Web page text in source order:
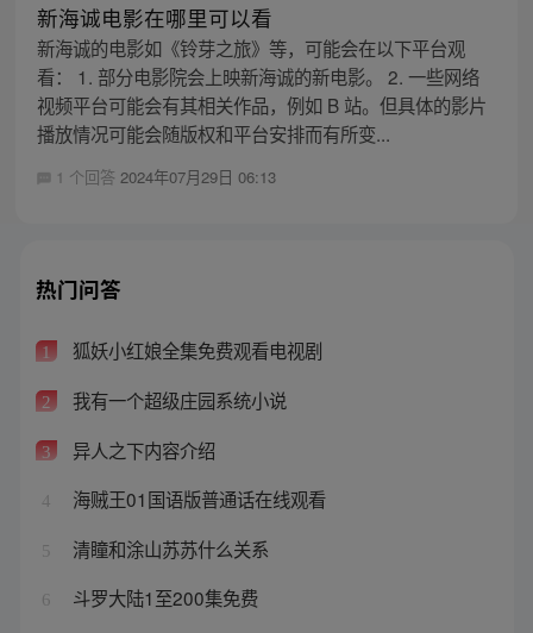
新海诚电影在哪里可以看
新海诚的电影如《铃芽之旅》等，可能会在以下平台观
看： 1. 部分电影院会上映新海诚的新电影。 2. 一些网络
视频平台可能会有其相关作品，例如 B 站。但具体的影片
播放情况可能会随版权和平台安排而有所变...
1 个回答 2024年07月29日 06:13
热门问答
1 狐妖小红娘全集免费观看电视剧
2 我有一个超级庄园系统小说
3 异人之下内容介绍
4 海贼王01国语版普通话在线观看
5 清瞳和涂山苏苏什么关系
6 斗罗大陆1至200集免费